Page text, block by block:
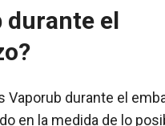
durante el
Vaporub durante el
en la medida de lo